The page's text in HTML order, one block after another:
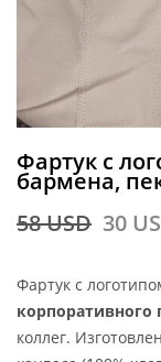
Фартук с
бармена,
58USD 30
Фартук с
корпоративного
коллег.